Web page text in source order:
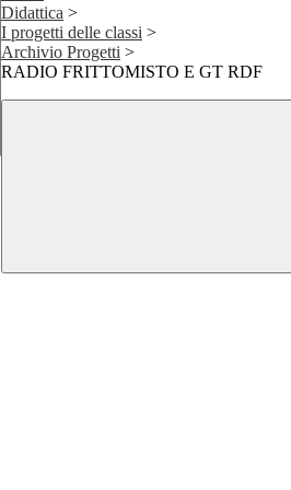
Didattica >
I progetti delle classi >
Archivio Progetti >
RADIO FRITTOMISTO E GT RDF